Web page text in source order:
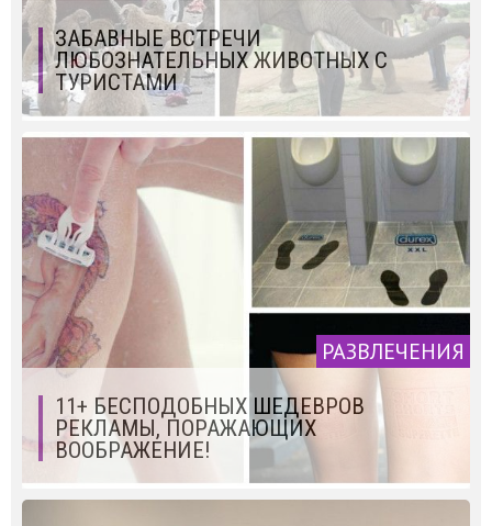
ЗАБАВНЫЕ ВСТРЕЧИ
ЛЮБОЗНАТЕЛЬНЫХ ЖИВОТНЫХ С
ТУРИСТАМИ
РАЗВЛЕЧЕНИЯ
11+ БЕСПОДОБНЫХ ШЕДЕВРОВ
РЕКЛАМЫ, ПОРАЖАЮЩИХ
ВООБРАЖЕНИЕ!